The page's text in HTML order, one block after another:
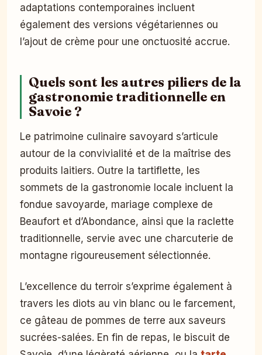
adaptations contemporaines incluent
également des versions végétariennes ou
l’ajout de crème pour une onctuosité accrue.
Quels sont les autres piliers de la
gastronomie traditionnelle en
Savoie ?
Le patrimoine culinaire savoyard s’articule
autour de la convivialité et de la maîtrise des
produits laitiers. Outre la tartiflette, les
sommets de la gastronomie locale incluent la
fondue savoyarde, mariage complexe de
Beaufort et d’Abondance, ainsi que la raclette
traditionnelle, servie avec une charcuterie de
montagne rigoureusement sélectionnée.
L’excellence du terroir s’exprime également à
travers les diots au vin blanc ou le farcement,
ce gâteau de pommes de terre aux saveurs
sucrées-salées. En fin de repas, le biscuit de